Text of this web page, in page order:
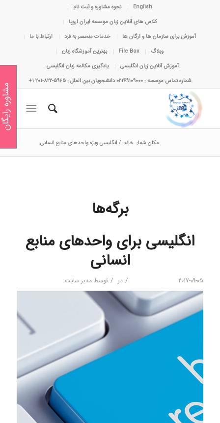
English
نحوه مشاوره و ثبت نام
کلاس های آنلاین زبان موسسه ایران اروپا
آموزش برای سازمان ها و ارگان ها
خدمات منحصر به فرد
ارتباط با ما
وبلاگ
File Box
بهترین آموزشگاه زبان
آموزش آنلاین زبان انگلیسی
یادگیری مکالمه زبان انگلیسی
شماره تماس موسسه : 02149109000 دانشجویان بین الملل : 5965-822-201 1+
مکان شما: خانه / انگلیسی ویژه واحدهای منابع انسانی
برگه‌ها
انگلیسی برای واحدهای منابع
انسانی
2017-09-05
/ در / توسطمدیر سایت